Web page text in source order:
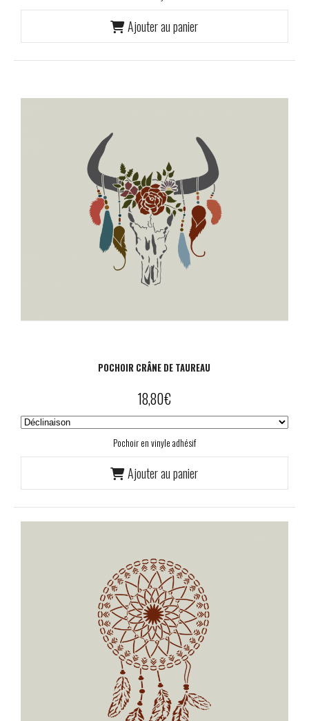
Ajouter au panier
POCHOIR CRÂNE DE TAUREAU
18,80€
Pochoir en vinyle adhésif
Ajouter au panier